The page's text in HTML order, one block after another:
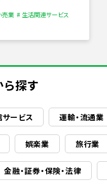
売業 # 生活関連サービス
探す
ービス 運輸・流通業
娯楽業 旅行業
金融・証券・保険・法律